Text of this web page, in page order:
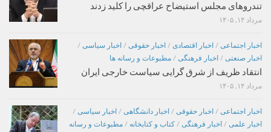
تندروهای مجلس استیضاح عراقچی را کلید زدند
مرداد ۱۴, ۱۴۰۵
اخبار اجتماعی / اخبار اقتصادی / اخبار حقوقی / اخبار سیاسی /
اخبار صنعتی / اخبار فرهنگی / مطبوعات و رسانه ها
انتقاد ظریف از شرق گرایی سیاست خارجی ایران
مرداد ۱۴, ۱۴۰۵
اخبار اجتماعی / اخبار حقوقی / اخبار دانشگاهی / اخبار سیاسی /
اخبار علمی / اخبار فرهنگی / کتاب و کتابخانه / مطبوعات و رسانه